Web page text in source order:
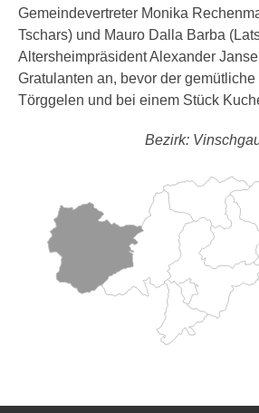
Gemeindevertreter Monika
Tschars) und Mauro Dalla Barba
Altersheimpräsident Alexander
Gratulanten an, bevor der
Törggelen und bei einem Stück
Bezirk: